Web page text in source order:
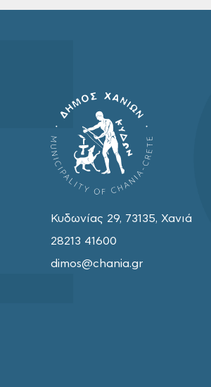
Κυδωνίας 29, 73135, Χανιά
28213 41600
dimos@chania.gr